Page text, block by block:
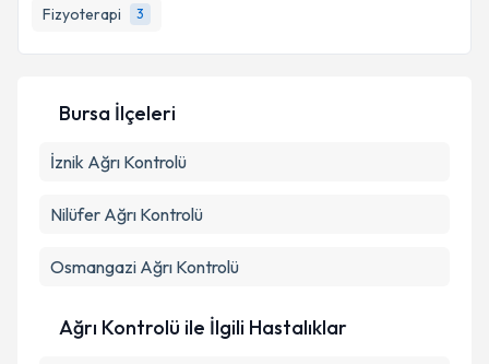
Fizyoterapi
3
E-posta Adresiniz
Metni'ni okudum ve kişisel verilerimin belirtilen
Bursa İlçeleri
İznik Ağrı Kontrolü
Nilüfer Ağrı Kontrolü
Osmangazi Ağrı Kontrolü
Ağrı Kontrolü ile İlgili Hastalıklar